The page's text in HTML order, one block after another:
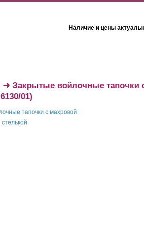
Наличие и цены
➜ Закрытые войлочные тапочки
6130/01)